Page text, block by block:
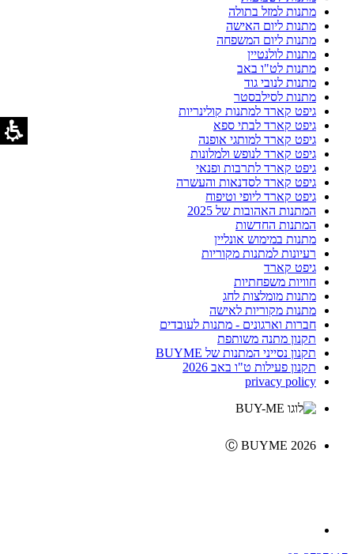
מתנות למזל בתולה
מתנות ליום האישה
מתנות ליום המשפחה
מתנות לולנטיין
מתנות לט"ו באב
מתנות לנובי גוד
מתנות לסילבסטר
גיפט קארד למתנות קולינריות
גיפט קארד לבתי ספא
גיפט קארד למותגי אופנה
גיפט קארד לנופש ולמלונות
גיפט קארד לתרבות ופנאי
גיפט קארד לסדנאות והעשרה
גיפט קארד ליופי וטיפוח
המתנות האהובות של 2025
המתנות החדשות
מתנות במימוש אונליין
רעיונות למתנות מקוריות
גיפט קארד
חוויות משפחתיות
מתנות מומלצות לחג
מתנות מקוריות לאישה
חברות וארגונים - מתנות לעובדים
תקנון מתנה משותפת
תקנון נסייני המתנות של BUYME
תקנון פעילות ט"ו באב 2026
privacy policy
Ⓒ BUYME 2026